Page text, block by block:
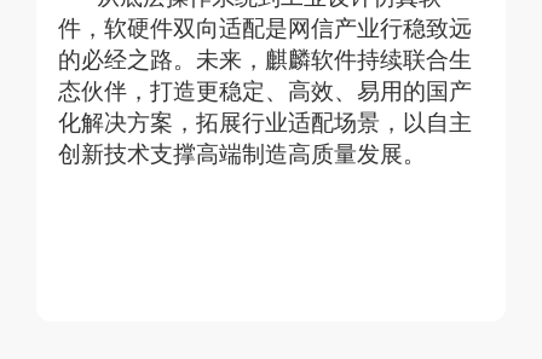
件，软硬件双向适配是网信产业行稳致远
的必经之路。未来，麒麟软件持续联合生
态伙伴，打造更稳定、高效、易用的国产
化解决方案，拓展行业适配场景，以自主
创新技术支撑高端制造高质量发展。